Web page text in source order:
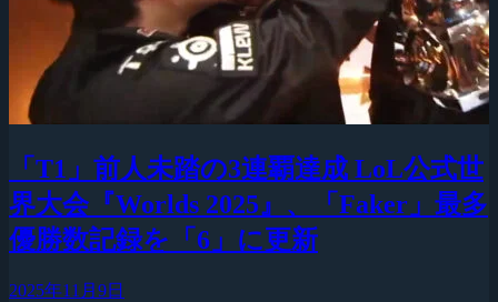
「T1」前人未踏の3連覇達成 LoL公式世
界大会『Worlds 2025』、「Faker」最多
優勝数記録を「6」に更新
2025年11月9日